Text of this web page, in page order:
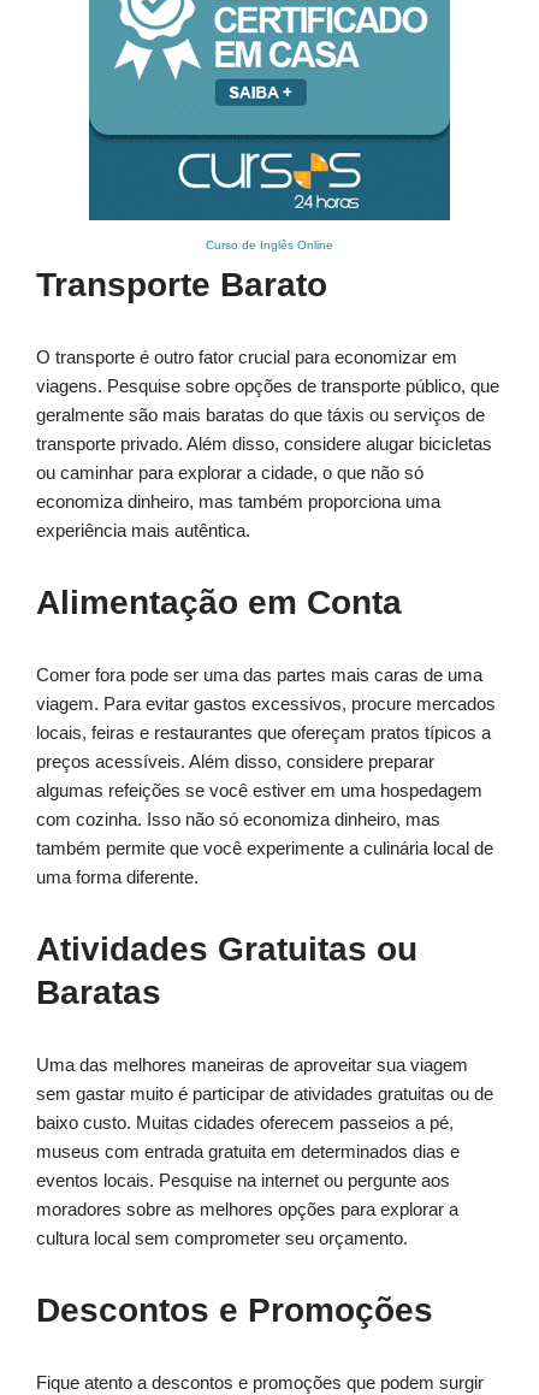
Curso de Inglês Online
Transporte Barato
O transporte é outro fator crucial para economizar em
viagens. Pesquise sobre opções de transporte público, que
geralmente são mais baratas do que táxis ou serviços de
transporte privado. Além disso, considere alugar bicicletas
ou caminhar para explorar a cidade, o que não só
economiza dinheiro, mas também proporciona uma
experiência mais autêntica.
Alimentação em Conta
Comer fora pode ser uma das partes mais caras de uma
viagem. Para evitar gastos excessivos, procure mercados
locais, feiras e restaurantes que ofereçam pratos típicos a
preços acessíveis. Além disso, considere preparar
algumas refeições se você estiver em uma hospedagem
com cozinha. Isso não só economiza dinheiro, mas
também permite que você experimente a culinária local de
uma forma diferente.
Atividades Gratuitas ou
Baratas
Uma das melhores maneiras de aproveitar sua viagem
sem gastar muito é participar de atividades gratuitas ou de
baixo custo. Muitas cidades oferecem passeios a pé,
museus com entrada gratuita em determinados dias e
eventos locais. Pesquise na internet ou pergunte aos
moradores sobre as melhores opções para explorar a
cultura local sem comprometer seu orçamento.
Descontos e Promoções
Fique atento a descontos e promoções que podem surgir